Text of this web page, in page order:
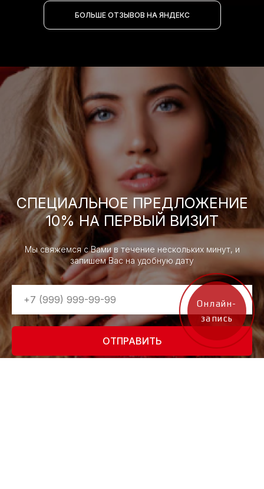
БОЛЬШЕ ОТЗЫВОВ НА ЯНДЕКС
СПЕЦИАЛЬНОЕ ПРЕДЛОЖЕНИЕ
10% НА ПЕРВЫЙ ВИЗИТ
Мы свяжемся с Вами в течение нескольких минут, и
запишем Вас на удобную дату
ОТПРАВИТЬ
Онлайн-
запись